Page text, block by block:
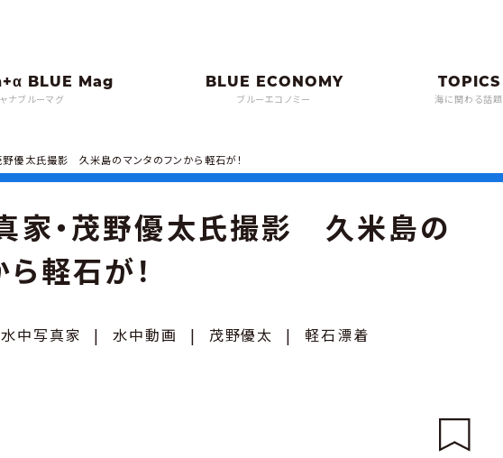
ナブルーマグ ブルーエコノミー 海に関わる話題
茂野優太氏撮影 久米島のマンタのフンから軽石が！
真家・茂野優太氏撮影 久米島の
軽石が！
水中写真家 | 水中動画 | 茂野優太 | 軽石漂着